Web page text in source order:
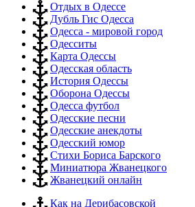
Отдых в Одессе
Дубль Гис Одесса
Одесса - мировой город
Одесситы
Карта Одессы
Одесская область
История Одессы
Оборона Одессы
Одесса футбол
Одесские песни
Одесские анекдоты
Одесский юмор
Стихи Бориса Барского
Миниатюра Жванецкого
Жванецкий онлайн
Как на Дерибасовской